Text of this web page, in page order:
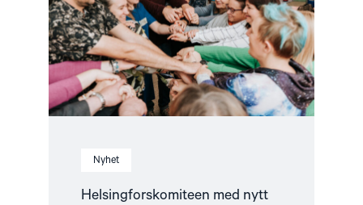
Nyhet
Helsingforskomiteen med nytt
for
EØS-
midlene
–
Styrker
europeisk
demokrati"